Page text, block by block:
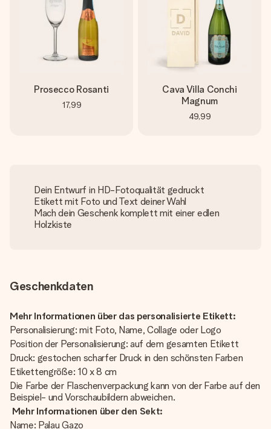
Prosecco Rosanti
17,99
Cava Villa Conchi
Magnum
49,99
Dein Entwurf in HD-Fotoqualität gedruckt
Etikett mit Foto und Text deiner Wahl
Mach dein Geschenk komplett mit einer edlen
Holzkiste
Geschenkdaten
Mehr Informationen über das personalisierte Etikett:
Personalisierung: mit Foto, Name, Collage oder Logo
Position der Personalisierung: auf dem gesamten Etikett
Druck: gestochen scharfer Druck in den schönsten Farben
Etikettengröße: 10 x 8 cm
Die Farbe der Flaschenverpackung kann von der Farbe auf den
Beispiel- und Vorschaubildern abweichen.
Mehr Informationen über den Sekt:
Name: Palau Gazo